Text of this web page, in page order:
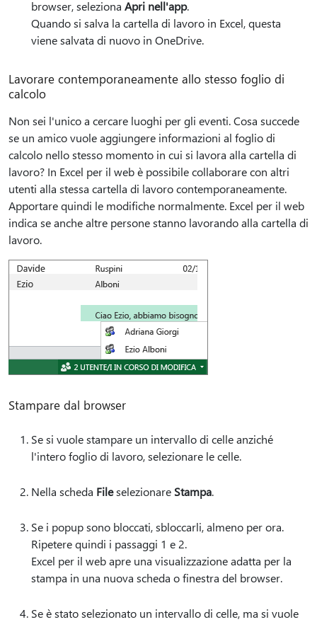
browser, seleziona Apri nell'app.
Quando si salva la cartella di lavoro in Excel, questa
viene salvata di nuovo in OneDrive.
Lavorare contemporaneamente allo stesso foglio di
calcolo
Non sei l'unico a cercare luoghi per gli eventi. Cosa succede
se un amico vuole aggiungere informazioni al foglio di
calcolo nello stesso momento in cui si lavora alla cartella di
lavoro? In Excel per il web è possibile collaborare con altri
utenti alla stessa cartella di lavoro contemporaneamente.
Apportare quindi le modifiche normalmente. Excel per il web
indica se anche altre persone stanno lavorando alla cartella di
lavoro.
Stampare dal browser
Se si vuole stampare un intervallo di celle anziché
l'intero foglio di lavoro, selezionare le celle.
Nella scheda Fileselezionare Stampa.
Se i popup sono bloccati, sbloccarli, almeno per ora.
Ripetere quindi i passaggi 1 e 2.
Excel per il web apre una visualizzazione adatta per la
stampa in una nuova scheda o finestra del browser.
Se è stato selezionato un intervallo di celle, ma si vuole